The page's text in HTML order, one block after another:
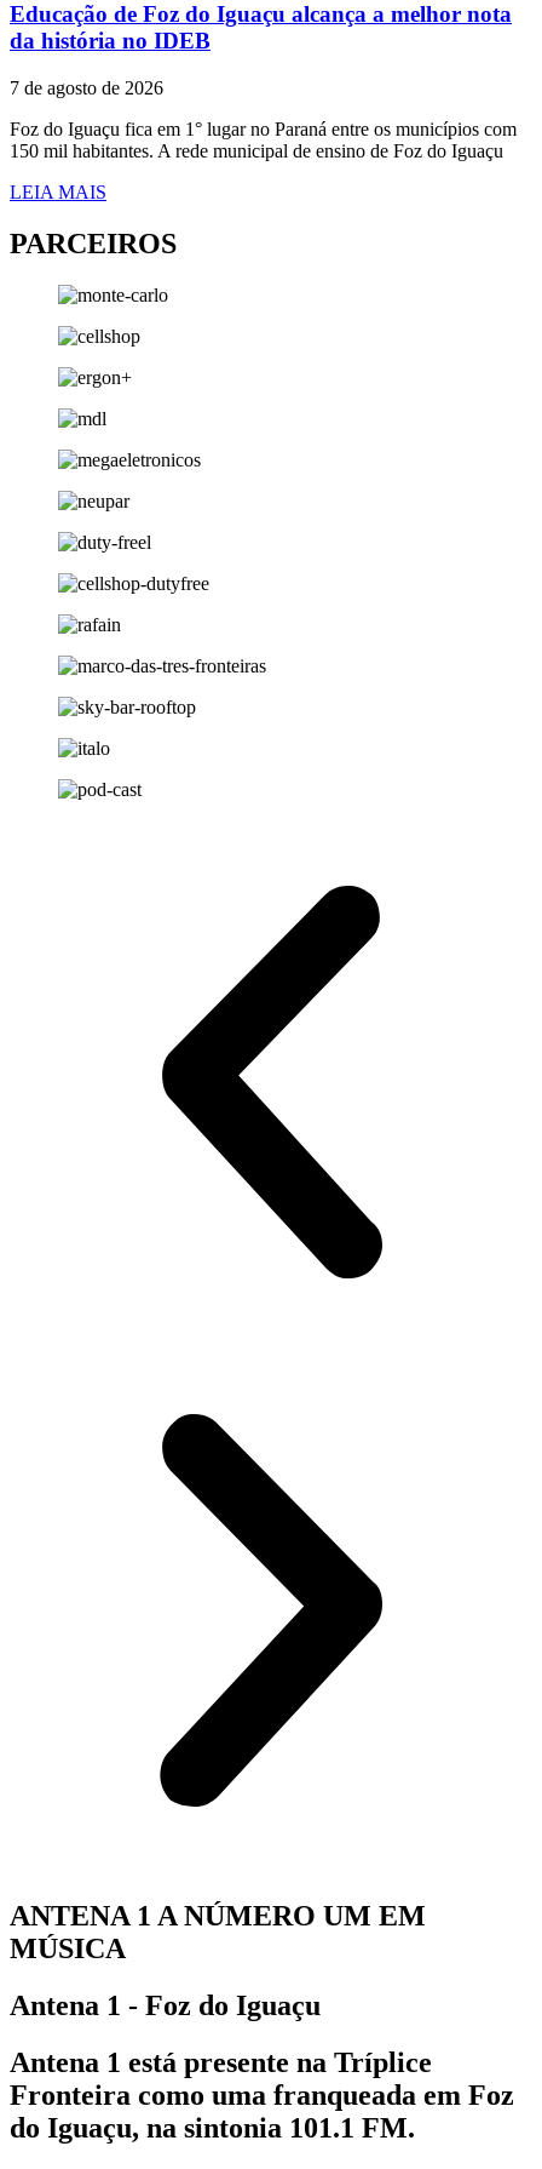
Educação de Foz do Iguaçu alcança a melhor nota
da história no IDEB
7 de agosto de 2026
Foz do Iguaçu fica em 1° lugar no Paraná entre os municípios com
150 mil habitantes. A rede municipal de ensino de Foz do Iguaçu
LEIA MAIS
PARCEIROS
ANTENA 1 A NÚMERO UM EM
MÚSICA
Antena 1 - Foz do Iguaçu
Antena 1 está presente na Tríplice
Fronteira como uma franqueada em Foz
do Iguaçu, na sintonia 101.1 FM.